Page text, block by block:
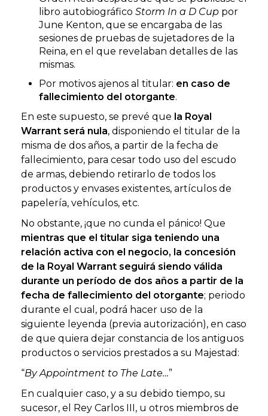
libro autobiográfico Storm In a D Cup por
June Kenton, que se encargaba de las
sesiones de pruebas de sujetadores de la
Reina, en el que revelaban detalles de las
mismas.
Por motivos ajenos al titular: en caso de
fallecimiento del otorgante.
En este supuesto, se prevé que la Royal
Warrant será nula, disponiendo el titular de la
misma de dos años, a partir de la fecha de
fallecimiento, para cesar todo uso del escudo
de armas, debiendo retirarlo de todos los
productos y envases existentes, artículos de
papelería, vehículos, etc.
No obstante, ¡que no cunda el pánico! Que
mientras que el titular siga teniendo una
relación activa con el negocio, la concesión
de la Royal Warrant seguirá siendo válida
durante un período de dos años a partir de la
fecha de fallecimiento del otorgante; periodo
durante el cual, podrá hacer uso de la
siguiente leyenda (previa autorización), en caso
de que quiera dejar constancia de los antiguos
productos o servicios prestados a su Majestad:
“By Appointment to The Late…”
En cualquier caso, y a su debido tiempo, su
sucesor, el Rey Carlos III, u otros miembros de